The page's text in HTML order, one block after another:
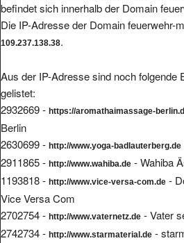
befindet sich innerhalb der Domain
Die IP-Adresse der Domain feuerwehr-
109.237.138.38.
Aus der IP-Adresse sind noch folgende
gelistet:
2932669 - https://aromathaimassage-
Berlin
2630699 - http://www.yoga-badlauterberg.de
2911865 - http://www.wahiba.de - Wahiba
1193818 - http://www.vice-versa-com.de -
Vice Versa Com
2702754 - http://www.vaternetz.de - Vater
2742734 - http://www.starmaterial.de -